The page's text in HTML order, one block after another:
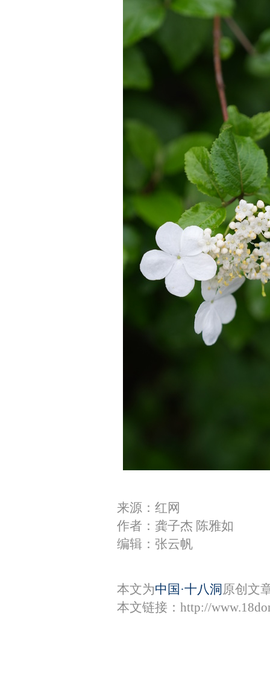
来源：红网
作者：龚子杰 陈雅如
编辑：张云帆
本文为中国·十八洞 原创文
本文链接： http://